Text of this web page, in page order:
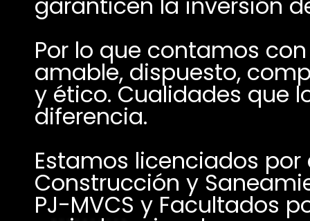
Por lo que contamos
amable, dispuesto,
y ético. Cualidades que
diferencia.
Estamos licenciados
Construcción y
PJ-MVCS y Facultados